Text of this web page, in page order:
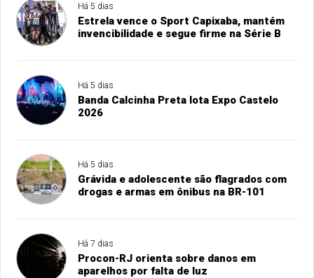
Há 5 dias
Estrela vence o Sport Capixaba, mantém
invencibilidade e segue firme na Série B
Há 5 dias
Banda Calcinha Preta lota Expo Castelo
2026
Há 5 dias
Grávida e adolescente são flagrados com
drogas e armas em ônibus na BR-101
Há 7 dias
Procon-RJ orienta sobre danos em
aparelhos por falta de luz